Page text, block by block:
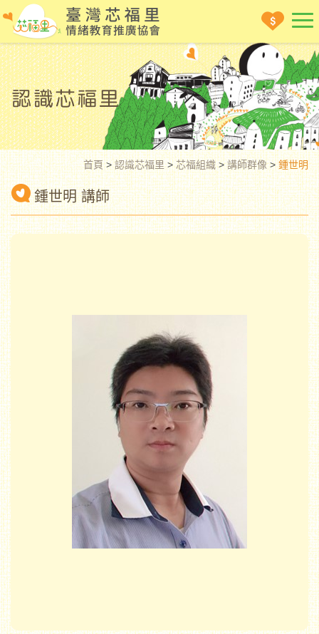
首頁>認識芯福里>芯福組織>講師群像>鍾世明
鍾世明 講師